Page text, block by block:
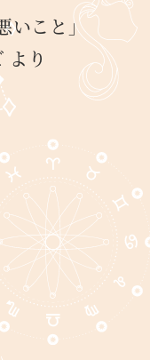
いこと」
より